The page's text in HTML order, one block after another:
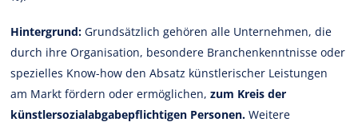
Hintergrund:Grundsätzlich gehören alle Unternehmen, die
durch ihre Organisation, besondere Branchenkenntnisse oder
spezielles Know-how den Absatz künstlerischer Leistungen
am Markt fördern oder ermöglichen,zum Kreis der
künstlersozialabgabepflichtigen Personen. Weitere